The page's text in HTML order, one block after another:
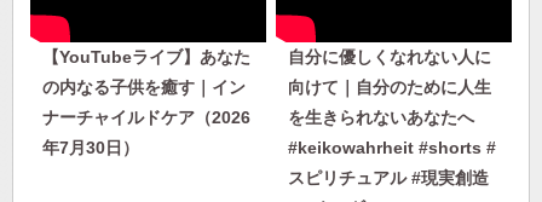
【YouTubeライブ】あなた
の内なる子供を癒す｜イン
ナーチャイルドケア（2026
年7月30日）
自分に優しくなれない人に
向けて｜自分のために人生
を生きられないあなたへ
#keikowahrheit #shorts #
スピリチュアル #現実創造